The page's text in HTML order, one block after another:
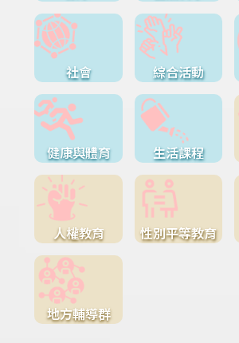
社會 綜合活動
健康與體育 生活課程
人權教育 性別平等教育
地方輔導群